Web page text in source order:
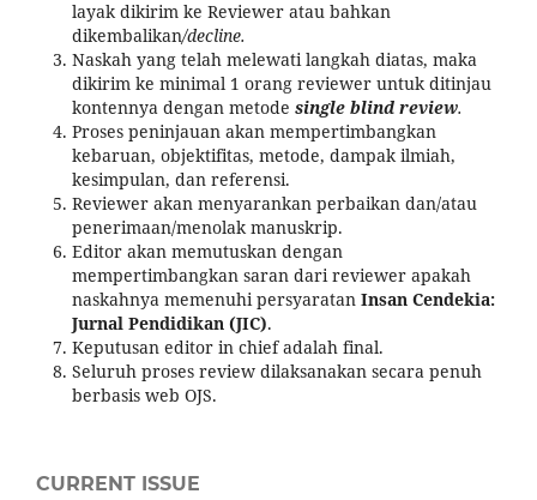
layak dikirim ke Reviewer atau bahkan
dikembalikan/decline.
Naskah yang telah melewati langkah diatas, maka
dikirim ke minimal 1 orang reviewer untuk ditinjau
kontennya dengan metode single blind review.
Proses peninjauan akan mempertimbangkan
kebaruan, objektifitas, metode, dampak ilmiah,
kesimpulan, dan referensi.
Reviewer akan menyarankan perbaikan dan/atau
penerimaan/menolak manuskrip.
Editor akan memutuskan dengan
mempertimbangkan saran dari reviewer apakah
naskahnya memenuhi persyaratan Insan Cendekia:
Jurnal Pendidikan (JIC).
Keputusan editor in chief adalah final.
Seluruh proses review dilaksanakan secara penuh
berbasis web OJS.
CURRENT ISSUE